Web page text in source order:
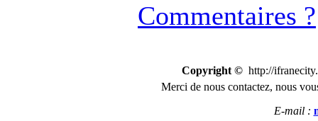
Commentaires ?
Copyright ©http://
Merci de nous contactez, nous
E-mail :